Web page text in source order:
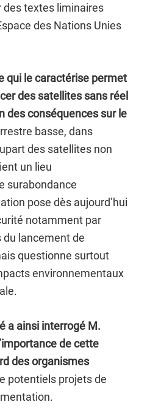
des textes liminaires
des Nations Unies
qui le caractérise permet
des satellites sans réel
des conséquences sur le
basse, dans
des satellites non
un lieu
surabondance
pose dès aujourd’hui
notamment par
du lancement de
questionne surtout
environnementaux
a ainsi interrogé M.
de cette
des organismes
potentiels projets de